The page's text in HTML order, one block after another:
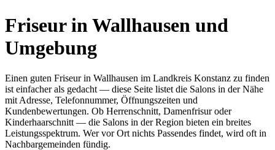
Friseur in Wallhausen und
Umgebung
Einen guten Friseur in Wallhausen im Landkreis Konstanz zu finden
ist einfacher als gedacht — diese Seite listet die Salons in der Nähe
mit Adresse, Telefonnummer, Öffnungszeiten und
Kundenbewertungen. Ob Herrenschnitt, Damenfrisur oder
Kinderhaarschnitt — die Salons in der Region bieten ein breites
Leistungsspektrum. Wer vor Ort nichts Passendes findet, wird oft in
Nachbargemeinden fündig.